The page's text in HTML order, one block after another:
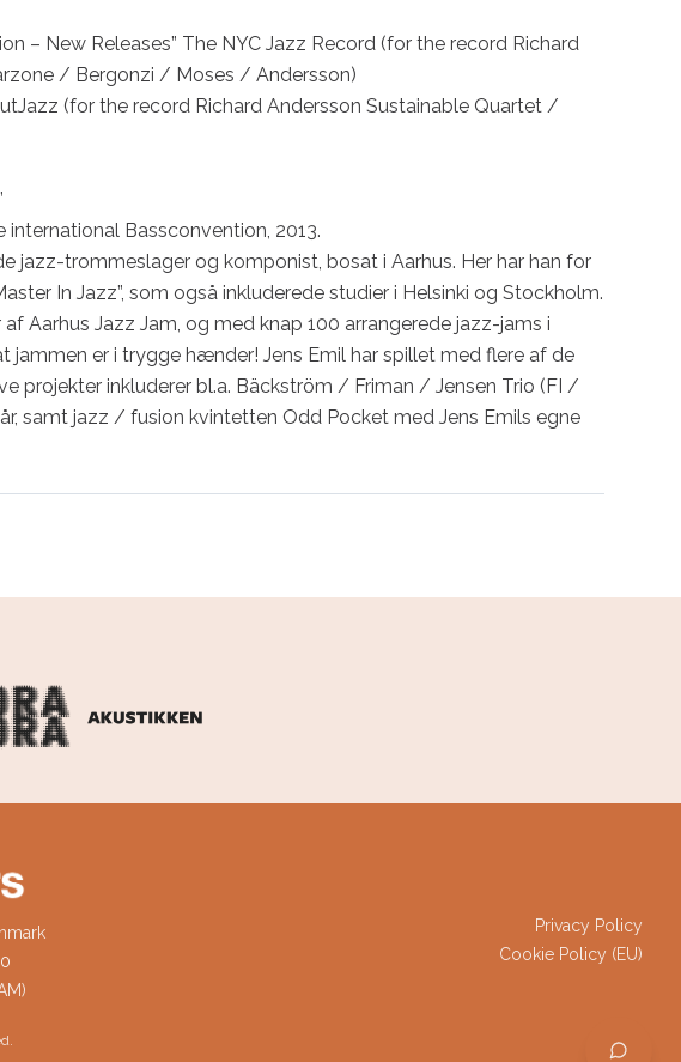
– New Releases” The NYC Jazz Record (for the record Richard
/ Bergonzi / Moses / Andersson)
(for the record Richard Andersson Sustainable Quartet /
Bassconvention, 2013.
jazz-trommeslager og komponist, bosat i Aarhus. Her har han for
In Jazz”, som også inkluderede studier i Helsinki og Stockholm.
Aarhus Jazz Jam, og med knap 100 arrangerede jazz-jams i
jammen er i trygge hænder! Jens Emil har spillet med flere af de
projekter inkluderer bl.a. Bäckström / Friman / Jensen Trio (FI /
samt jazz / fusion kvintetten Odd Pocket med Jens Emils egne
Privacy Policy
Cookie Policy (EU)